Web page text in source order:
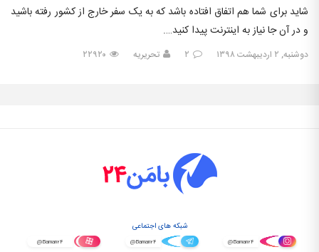
شاید برای شما هم اتفاق افتاده باشد که به یک سفر خارج از کشور رفته باشید
و در آن جا نیاز به اینترنت پیدا کنید….
دوشنبه, ۲ اردیبهشت ۱۳۹۸ ۲ تحریریه ۲۲۹۲۰
شبکه های اجتماعی
@Baman۲۴ @Baman۲۴ @Baman۲۴